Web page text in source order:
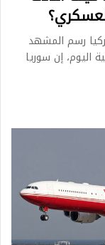
رسم المشهد
اليوم، إن سوريا